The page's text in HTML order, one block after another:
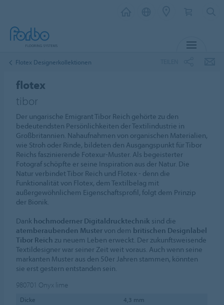
Flotex Designerkollektionen
flotex
tibor
Der ungarische Emigrant Tibor Reich gehörte zu den
bedeutendsten Persönlichkeiten der Textilindustrie in
Großbritannien. Nahaufnahmen von organischen Materialien,
wie Stroh oder Rinde, bildeten den Ausgangspunkt für Tibor
Reichs faszinierende Fotexur-Muster. Als begeisterter
Fotograf schöpfte er seine Inspiration aus der Natur. Die
Natur verbindet Tibor Reich und Flotex - denn die
Funktionalität von Flotex, dem Textilbelag mit
außergewöhnlichem Eigenschaftsprofil, folgt dem Prinzip
der Bionik.
Dank hochmoderner Digitaldrucktechnik sind die
atemberaubenden Muster von dem britischen Designlabel
Tibor Reich zu neuem Leben erweckt. Der zukunftsweisende
Textildesigner war seiner Zeit weit voraus. Auch wenn seine
markanten Muster aus den 50er Jahren stammen, könnten
sie erst gestern entstanden sein.
980701 Onyx lime
Dicke
4,3 mm